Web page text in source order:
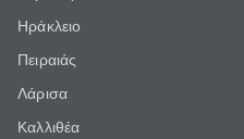
Ηράκλειο
Πειραιάς
Λάρισα
Καλλιθέα